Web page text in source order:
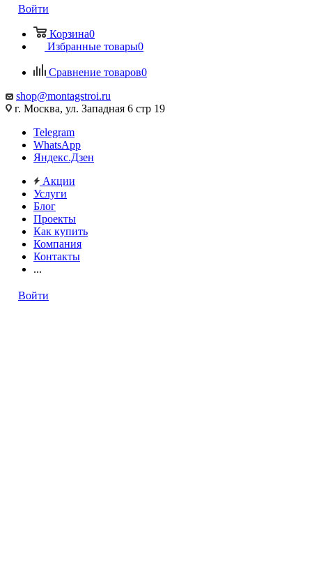
Войти
Корзина0
Избранные товары0
Сравнение товаров0
shop@montagstroi.ru
г. Москва, ул. Западная 6 стр 19
Telegram
WhatsApp
Яндекс.Дзен
Акции
Услуги
Блог
Проекты
Как купить
Компания
Контакты
...
Войти